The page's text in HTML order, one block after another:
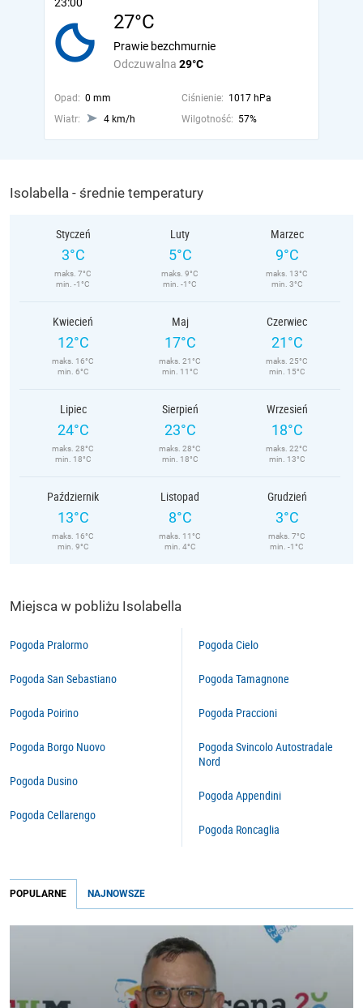
27°C
Odczuwalna 29°C
Prawie bezchmurnie
Opad: 0 mm Ciśnienie: 1017 hPa
Wiatr:
4 km/h Wilgotność: 57%
Isolabella - średnie temperatury
Styczeń
3°C
maks. 7°C
min. -1°C
Luty
5°C
maks. 9°C
min. -1°C
Marzec
9°C
maks. 13°C
min. 3°C
Kwiecień
12°C
maks. 16°C
min. 6°C
Maj
17°C
maks. 21°C
min. 11°C
Czerwiec
21°C
maks. 25°C
min. 15°C
Lipiec
24°C
maks. 28°C
min. 18°C
Sierpień
23°C
maks. 28°C
min. 18°C
Wrzesień
18°C
maks. 22°C
min. 13°C
Październik
13°C
maks. 16°C
min. 9°C
Listopad
8°C
maks. 11°C
min. 4°C
Grudzień
3°C
maks. 7°C
min. -1°C
Miejsca w pobliżu Isolabella
Pogoda Pralormo
Pogoda San Sebastiano
Pogoda Poirino
Pogoda Borgo Nuovo
Pogoda Dusino
Pogoda Cellarengo
Pogoda Cielo
Pogoda Tamagnone
Pogoda Praccioni
Pogoda Svincolo Autostradale
Nord
Pogoda Appendini
Pogoda Roncaglia
POPULARNE NAJNOWSZE